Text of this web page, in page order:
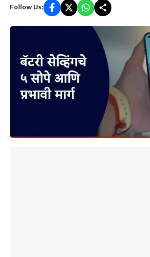
Follow Us: